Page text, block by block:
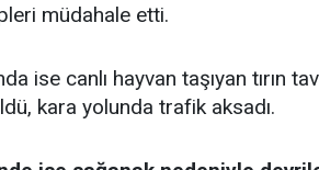
müdahale etti.
ise canlı hayvan taşıyan tırın
kara yolunda trafik aksadı.